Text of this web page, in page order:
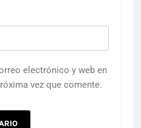
electrónico y web en
vez que comente.